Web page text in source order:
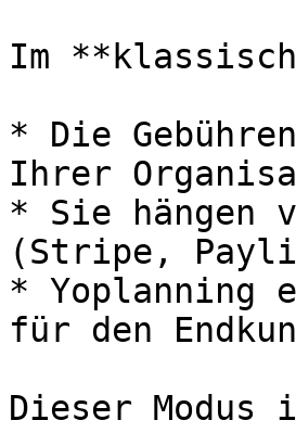
Im
* Die
Ihrer
* Sie hängen
(Stripe,
* Yoplanning
für den
Dieser